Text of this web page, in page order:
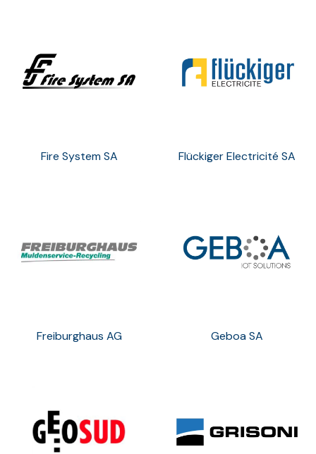
Fire System SA Flückiger Electricité SA
Freiburghaus AG Geboa SA